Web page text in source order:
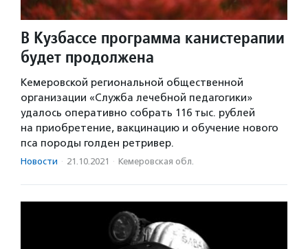
В Кузбассе программа канистерапии
будет продолжена
Кемеровской региональной общественной
организации «Служба лечебной педагогики»
удалось оперативно собрать 116 тыс. рублей
на приобретение, вакцинацию и обучение нового
пса породы голден ретривер.
Новости · 21.10.2021 · Кемеровская обл.